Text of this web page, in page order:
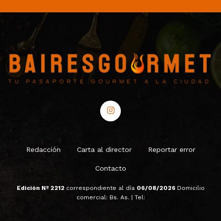
Redacción Carta al director Reportar error
Contacto
Edición Nº 2212 correspondiente al día 06/08/2026 Domicilio
comercial: Bs. As. | Tel: